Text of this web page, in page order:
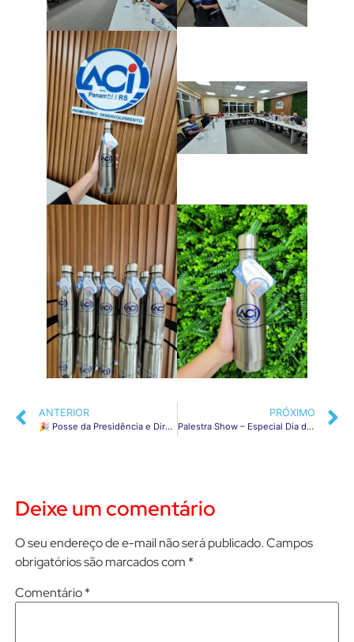
ANTERIOR
🎉 Posse da Presidência e Diretoria da ACI-Panambi para a Gestão 2024! 🎉
PRÓXIMO
Palestra Show – Especial Dia da Mulher
Deixe um comentário
O seu endereço de e-mail não será publicado.Campos
obrigatórios são marcados com *
Comentário*